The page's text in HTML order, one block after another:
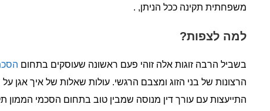
משפחתית תקינה ככל הניתן, .
למה לצפות?
בשביל הרבה זוגות אלה זוהי פעם ראשונה שעוסקים בתחום
הרצונות של בני הזוג ומצבם הרגשי. עולות שאלות של איך אגן
התייעצות עם עורך דין מנוסה שמבין טוב בתחום הסכמי הממון